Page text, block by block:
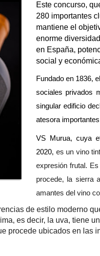
Este concurso,
280 importantes
mantiene el
enorme
en España,
social y
Fundado en 1836,
sociales privados
singular edificio
atesora
VS Murua, cuya
2020, es un vino
expresión frutal.
procede, la sierra
amantes del vino
de estilo moderno
es decir, la uva, tiene
procede ubicados en las